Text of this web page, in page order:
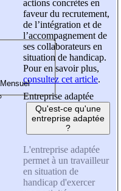
actions concrètes en
faveur du recrutement,
de l’intégration et de
l’accompagnement de
ses collaborateurs en
situation de handicap.
Pour en savoir plus,
consultez cet article.
Entreprise adaptée
Qu'est-ce qu'une
entreprise adaptée
?
L'entreprise adaptée
permet à un travailleur
en situation de
handicap d'exercer